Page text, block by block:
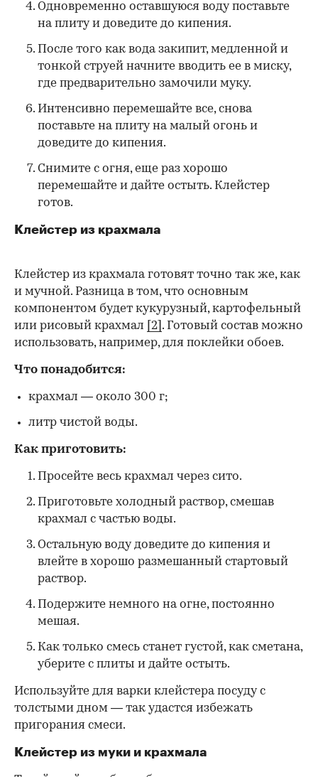
Одновременно оставшуюся воду поставьте
на плиту и доведите до кипения.
После того как вода закипит, медленной и
тонкой струей начните вводить ее в миску,
где предварительно замочили муку.
Интенсивно перемешайте все, снова
поставьте на плиту на малый огонь и
доведите до кипения.
Снимите с огня, еще раз хорошо
перемешайте и дайте остыть. Клейстер
готов.
Клейстер из крахмала
Клейстер из крахмала готовят точно так же, как
и мучной. Разница в том, что основным
компонентом будет кукурузный, картофельный
или рисовый крахмал
[2] . Готовый состав можно
использовать, например, для поклейки обоев.
Что понадобится:
крахмал — около 300 г;
литр чистой воды.
Как приготовить:
Просейте весь крахмал через сито.
Приготовьте холодный раствор, смешав
крахмал с частью воды.
Остальную воду доведите до кипения и
влейте в хорошо размешанный стартовый
раствор.
Подержите немного на огне, постоянно
мешая.
Как только смесь станет густой, как сметана,
уберите с плиты и дайте остыть.
Используйте для варки клейстера посуду с
толстыми дном — так удастся избежать
пригорания смеси.
Клейстер из муки и крахмала